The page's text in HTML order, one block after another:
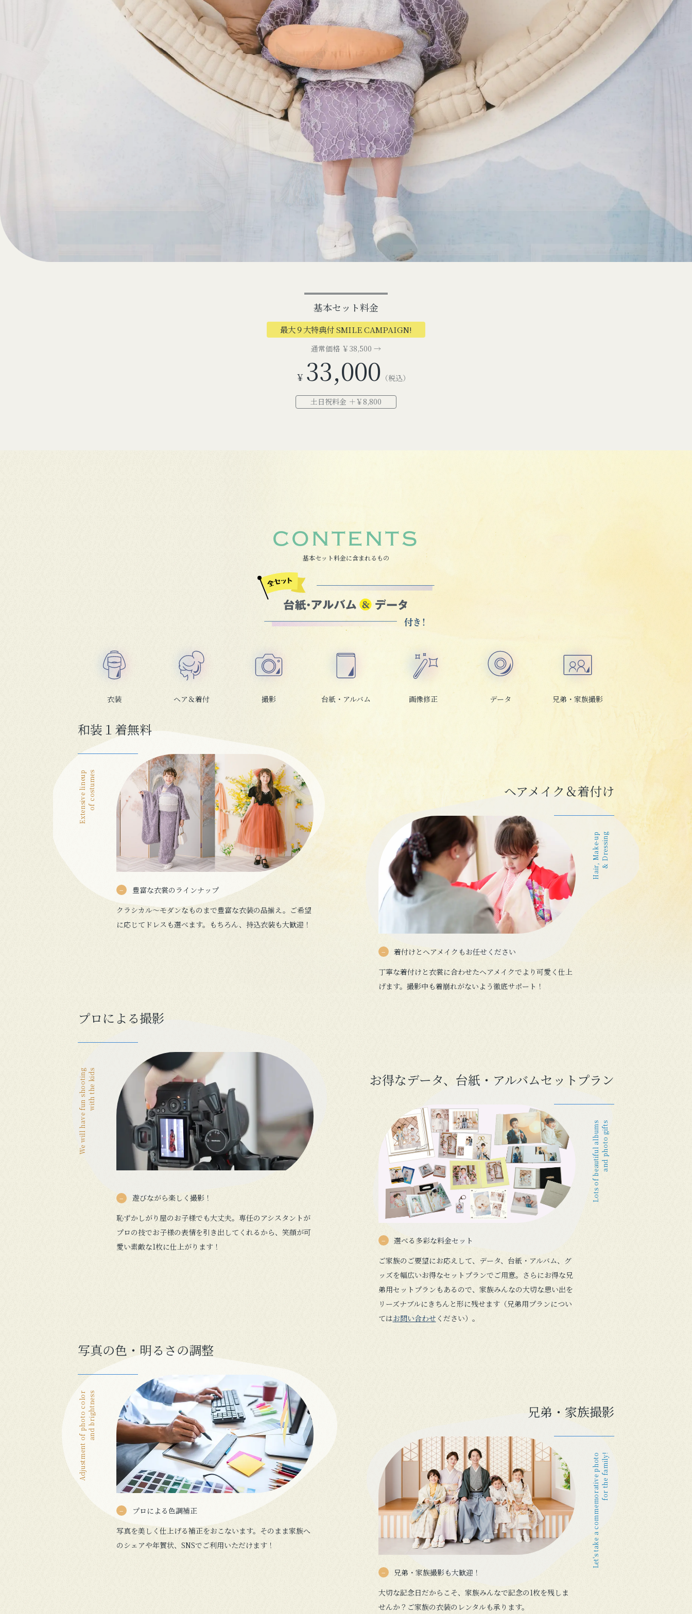
デザインアルバム
お渡しまでの流れ
料金表
当日のお持物
見学予約
撮影予約
お問い合わせ
お電話でのご連絡
0285-20-5870
基本セット料金
最大９大特典付 SMILE CAMPAIGN!
通常価格 ￥38,500 →
¥ 33,000 （税込）
土日祝料金 ＋￥8,800
CONTENTS
基本セット料金に含まれるもの
衣装 ヘア＆着付 撮影 台紙・アルバム 画像修正 データ 兄弟・家族撮影
和装１着無料
Extensive lineupof costumes
豊富な衣裳のラインナップ
クラシカル〜モダンなものまで豊富な衣装の品揃え。ご希望
に応じてドレスも選べます。もちろん、持込衣装も大歓迎！
ヘアメイク＆着付け
Hair, Make-up& Dressing
着付けとヘアメイクもお任せください
丁寧な着付けと衣裳に合わせたヘアメイクでより可愛く仕上
げます。撮影中も着崩れがないよう徹底サポート！
プロによる撮影
We will have fun shootingwith the kids
遊びながら楽しく撮影！
恥ずかしがり屋のお子様でも大丈夫。専任のアシスタントが
プロの技でお子様の表情を引き出してくれるから、笑顔が可
愛い素敵な1枚に仕上がります！
お得なデータ、台紙・アルバムセットプラン
Lots of beautiful albumsand photo gifts
選べる多彩な料金セット
ご家族のご要望にお応えして、データ、台紙・アルバム、グ
ッズを幅広いお得なセットプランでご用意。さらにお得な兄
弟用セットプランもあるので、家族みんなの大切な思い出を
リーズナブルにきちんと形に残せます（兄弟用プランについ
てはお問い合わせ ください）。
写真の色・明るさの調整
Adjustment of photo colorand brightness
プロによる色調補正
写真を美しく仕上げる補正をおこないます。そのまま家族へ
のシェアや年賀状、SNSでご利用いただけます！
兄弟・家族撮影
Let's take a commemorative photofor the family!
兄弟・家族撮影も大歓迎！
大切な記念日だからこそ、家族みんなで記念の1枚を残しま
せんか？ご家族の衣装のレンタルも承ります。